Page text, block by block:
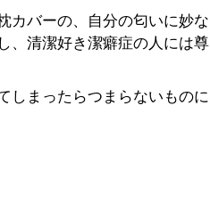
カバーの、自分の匂いに妙な
、清潔好き潔癖症の人には尊
しまったらつまらないものに